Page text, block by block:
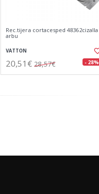
Rec.tijera cortacesped 48362cizalla
arbu
VATTON
20,51€ 28,57€ - 28%